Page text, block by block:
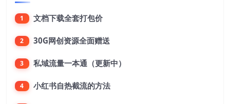
1 文档下载全套打包价
2 30G网创资源全面赠送
3 私域流量一本通（更新中）
4 小红书自热截流的方法